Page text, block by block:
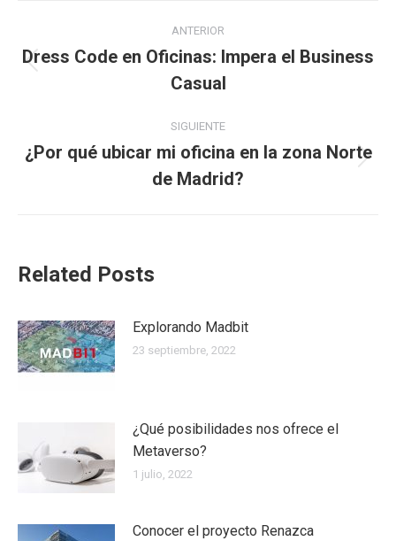
Navegación
entre
publicaciones
ANTERIOR
Publicación
anterior:
Dress Code en Oficinas: Impera el Business
Casual
SIGUIENTE
siguiente:
¿Por qué ubicar mi oficina en la zona Norte
de Madrid?
Related Posts
Explorando Madbit
23 septiembre, 2022
¿Qué posibilidades nos ofrece el
Metaverso?
1 julio, 2022
Conocer el proyecto Renazca